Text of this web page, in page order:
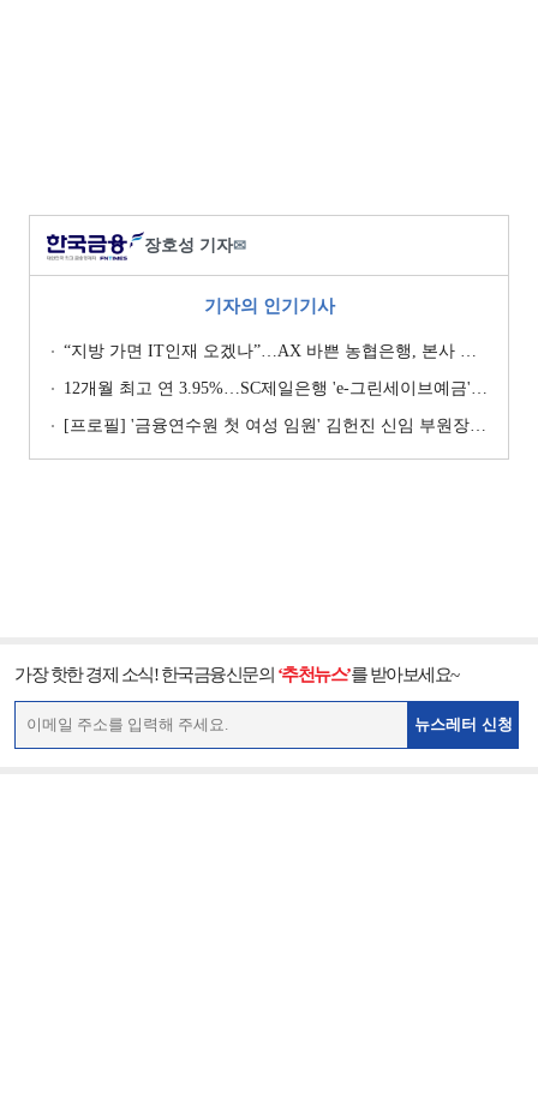
장호성 기자✉
기자의 인기기사
“지방 가면 IT인재 오겠나”…AX 바쁜 농협은행, 본사 이전설에 ‘긴장’ [막 오른 금융권 하투(夏鬪)]
12개월 최고 연 3.95%…SC제일은행 'e-그린세이브예금' [이주의 은행 예금금리-8월 1주]
[프로필] '금융연수원 첫 여성 임원' 김헌진 신임 부원장···교육·디지털·기획 '올라운더'
가장 핫한 경제 소식! 한국금융신문의 ‘추천뉴스’를 받아보세요~
뉴스레터 신청